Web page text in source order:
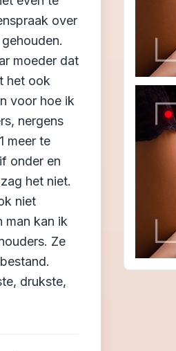
over
moeder dat
het ook
voor hoe ik
nergens
meer te
onder en
het niet.
niet
man kan ik
Ze
drukste,